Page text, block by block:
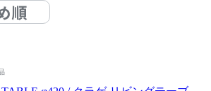
順